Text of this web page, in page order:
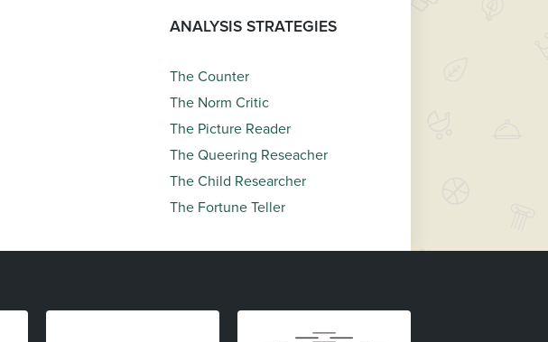
ANALYSIS STRATEGIES
The Counter
The Norm Critic
The Picture Reader
The Queering Reseacher
The Child Researcher
The Fortune Teller